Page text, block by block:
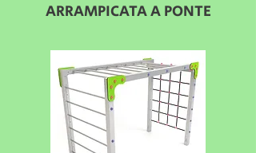
ARRAMPICATA A PONTE